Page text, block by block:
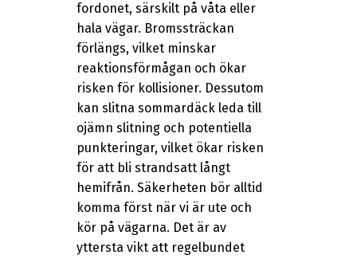
fordonet, särskilt på våta eller
hala vägar. Bromssträckan
förlängs, vilket minskar
reaktionsförmågan och ökar
risken för kollisioner. Dessutom
kan slitna sommardäck leda till
ojämn slitning och potentiella
punkteringar, vilket ökar risken
för att bli strandsatt långt
hemifrån. Säkerheten bör alltid
komma först när vi är ute och
kör på vägarna. Det är av
yttersta vikt att regelbundet